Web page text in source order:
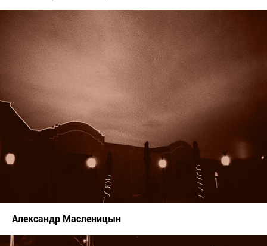
Александр Масленицын